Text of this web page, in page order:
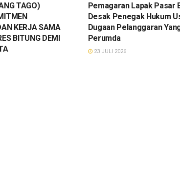
TAGO)
KERJA SAMA
BITUNG DEMI
Pemagaran Lapak Pasar
Desak Penegak Hukum
Dugaan Pelanggaran
Perumda
23 JULI 2026